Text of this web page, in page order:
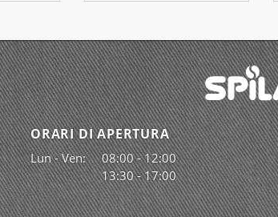
ORARI DI APERTURA
Lun - Ven:
08:00 - 12:00
13:30 - 17:00